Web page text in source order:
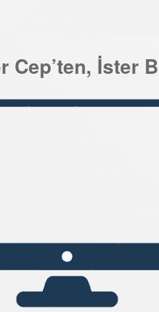
Cep’ten, İster